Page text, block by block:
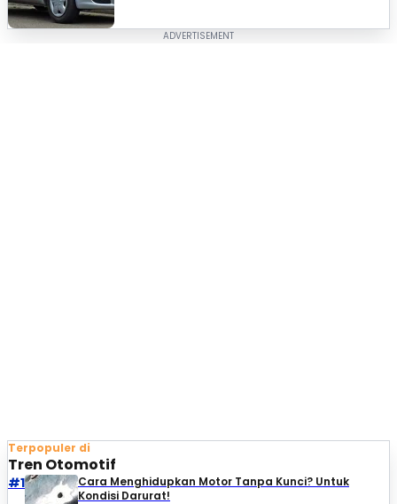
Terpopuler di
Tren Otomotif
#1
Cara Menghidupkan Motor Tanpa Kunci? Untuk
Kondisi Darurat!